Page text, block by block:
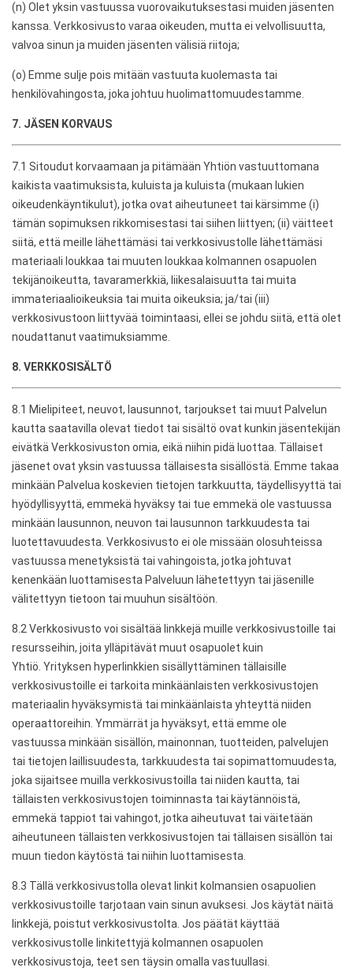
(n) Olet yksin vastuussa vuorovaikutuksestasi muiden jäsenten
kanssa. Verkkosivusto varaa oikeuden, mutta ei velvollisuutta,
valvoa sinun ja muiden jäsenten välisiä riitoja;
(o) Emme sulje pois mitään vastuuta kuolemasta tai
henkilövahingosta, joka johtuu huolimattomuudestamme.
7. JÄSEN KORVAUS
7.1 Sitoudut korvaamaan ja pitämään Yhtiön vastuuttomana
kaikista vaatimuksista, kuluista ja kuluista (mukaan lukien
oikeudenkäyntikulut), jotka ovat aiheutuneet tai kärsimme (i)
tämän sopimuksen rikkomisestasi tai siihen liittyen; (ii) väitteet
siitä, että meille lähettämäsi tai verkkosivustolle lähettämäsi
materiaali loukkaa tai muuten loukkaa kolmannen osapuolen
tekijänoikeutta, tavaramerkkiä, liikesalaisuutta tai muita
immateriaalioikeuksia tai muita oikeuksia; ja/tai (iii)
verkkosivustoon liittyvää toimintaasi, ellei se johdu siitä, että olet
noudattanut vaatimuksiamme.
8. VERKKOSISÄLTÖ
8.1 Mielipiteet, neuvot, lausunnot, tarjoukset tai muut Palvelun
kautta saatavilla olevat tiedot tai sisältö ovat kunkin jäsentekijän
eivätkä Verkkosivuston omia, eikä niihin pidä luottaa. Tällaiset
jäsenet ovat yksin vastuussa tällaisesta sisällöstä. Emme takaa
minkään Palvelua koskevien tietojen tarkkuutta, täydellisyyttä tai
hyödyllisyyttä, emmekä hyväksy tai tue emmekä ole vastuussa
minkään lausunnon, neuvon tai lausunnon tarkkuudesta tai
luotettavuudesta. Verkkosivusto ei ole missään olosuhteissa
vastuussa menetyksistä tai vahingoista, jotka johtuvat
kenenkään luottamisesta Palveluun lähetettyyn tai jäsenille
välitettyyn tietoon tai muuhun sisältöön.
8.2 Verkkosivusto voi sisältää linkkejä muille verkkosivustoille tai
resursseihin, joita ylläpitävät muut osapuolet kuin
Yhtiö. Yrityksen hyperlinkkien sisällyttäminen tällaisille
verkkosivustoille ei tarkoita minkäänlaisten verkkosivustojen
materiaalin hyväksymistä tai minkäänlaista yhteyttä niiden
operaattoreihin. Ymmärrät ja hyväksyt, että emme ole
vastuussa minkään sisällön, mainonnan, tuotteiden, palvelujen
tai tietojen laillisuudesta, tarkkuudesta tai sopimattomuudesta,
joka sijaitsee muilla verkkosivustoilla tai niiden kautta, tai
tällaisten verkkosivustojen toiminnasta tai käytännöistä,
emmekä tappiot tai vahingot, jotka aiheutuvat tai väitetään
aiheutuneen tällaisten verkkosivustojen tai tällaisen sisällön tai
muun tiedon käytöstä tai niihin luottamisesta.
8.3 Tällä verkkosivustolla olevat linkit kolmansien osapuolien
verkkosivustoille tarjotaan vain sinun avuksesi. Jos käytät näitä
linkkejä, poistut verkkosivustolta. Jos päätät käyttää
verkkosivustolle linkitettyjä kolmannen osapuolen
verkkosivustoja, teet sen täysin omalla vastuullasi.